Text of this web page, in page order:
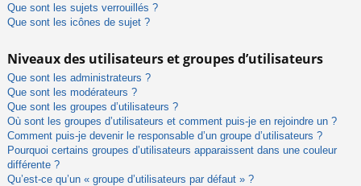
Que sont les sujets verrouillés ?
Que sont les icônes de sujet ?
Niveaux des utilisateurs et groupes d’utilisateurs
Que sont les administrateurs ?
Que sont les modérateurs ?
Que sont les groupes d’utilisateurs ?
Où sont les groupes d’utilisateurs et comment puis-je en rejoindre un ?
Comment puis-je devenir le responsable d’un groupe d’utilisateurs ?
Pourquoi certains groupes d’utilisateurs apparaissent dans une couleur
différente ?
Qu’est-ce qu’un « groupe d’utilisateurs par défaut » ?